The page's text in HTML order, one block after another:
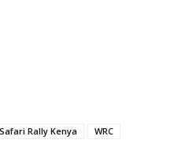
Safari Rally Kenya WRC